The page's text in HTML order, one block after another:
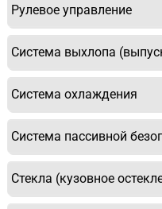
Рулевое управление
Система выхлопа
Система охлаждения
Система пассивной
Стекла (кузовное